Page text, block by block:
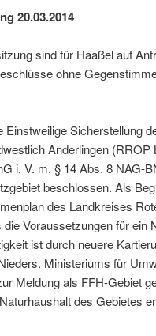
20.03.2014
sind für Haaßel auf
ohne
Sicherstellung
Anderlingen
i. V. m. § 14 Abs. 8 NAG-
beschlossen. Als
des Landkreises
die Voraussetzungen für
ist durch neuere
Ministeriums für
Meldung als FFH-Gebiet
des Gebietes